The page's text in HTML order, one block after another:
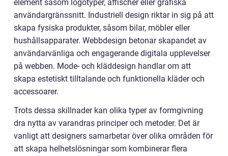
element såsom logotyper, affischer eller grafiska
användargränssnitt. Industriell design riktar in sig på att
skapa fysiska produkter, såsom bilar, möbler eller
hushållsapparater. Webbdesign betonar skapandet av
användarvänliga och engagerande digitala upplevelser
på webben. Mode- och kläddesign handlar om att
skapa estetiskt tilltalande och funktionella kläder och
accessoarer.
Trots dessa skillnader kan olika typer av formgivning
dra nytta av varandras principer och metoder. Det är
vanligt att designers samarbetar över olika områden för
att skapa helhetslösningar som kombinerar flera